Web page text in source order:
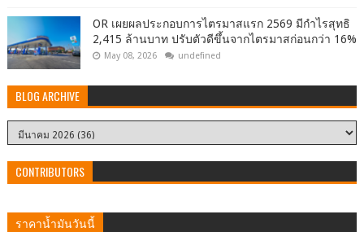
OR เผยผลประกอบการไตรมาสแรก 2569 มีกำไรสุทธิ
2,415 ล้านบาท ปรับตัวดีขึ้นจากไตรมาสก่อนกว่า 16%
May 08, 2026 undefined
BLOG ARCHIVE
CONTRIBUTORS
ราคาน้ำมันวันนี้